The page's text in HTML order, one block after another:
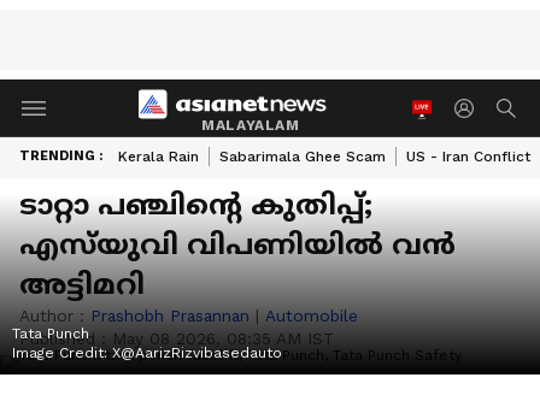
MALAYALAM
TRENDING : Kerala Rain Sabarimala Ghee Scam US - Iran Conflict
ടാറ്റാ പഞ്ചിന്‍റെ കുതിപ്പ്;
എസ്‌യുവി വിപണിയിൽ വൻ
അട്ടിമറി
Author : Prashobh Prasannan | Automobile
Published : May 08 2026, 08:35 AM IST
Tata Punch
Image Credit:X@AarizRizvibasedauto